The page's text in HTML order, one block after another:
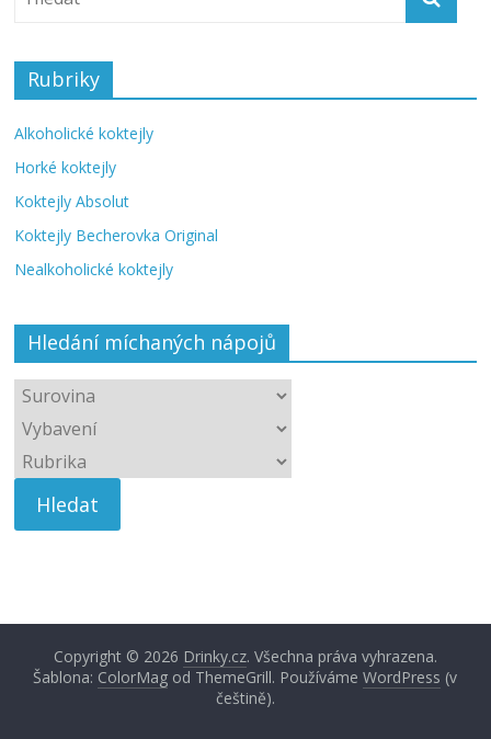
Rubriky
Alkoholické koktejly
Horké koktejly
Koktejly Absolut
Koktejly Becherovka Original
Nealkoholické koktejly
Hledání míchaných nápojů
Copyright © 2026 Drinky.cz. Všechna práva vyhrazena.
Šablona: ColorMag od ThemeGrill. PoužívámeWordPress (v
češtině).